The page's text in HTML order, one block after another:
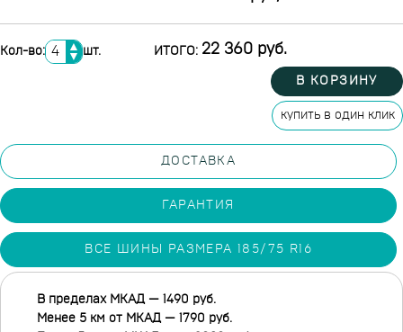
Кол-во: ▲
▼ шт. ИТОГО: 22 360 руб.
В КОРЗИНУ
купить в один клик
ДОСТАВКА
ГАРАНТИЯ
ВСЕ ШИНЫ РАЗМЕРА 185/75 R16
В пределах МКАД — 1490 руб.
Менее 5 км от МКАД — 1790 руб.